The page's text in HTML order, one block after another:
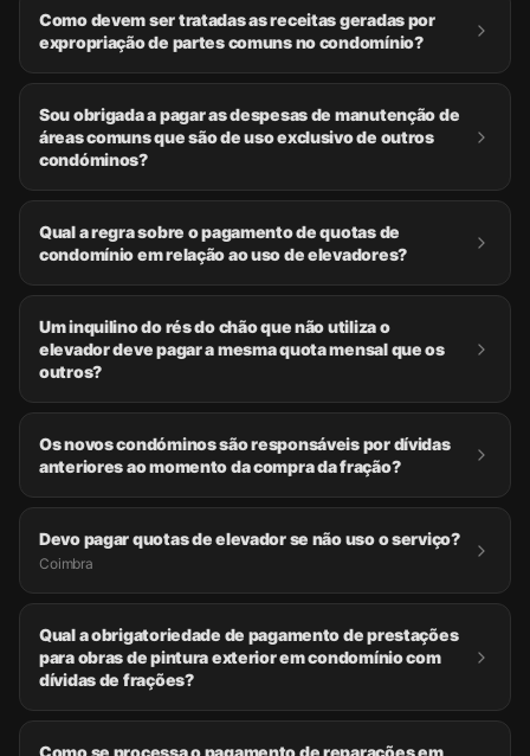
Como devem ser tratadas as receitas geradas por
expropriação de partes comuns no condomínio?
Sou obrigada a pagar as despesas de manutenção de
áreas comuns que são de uso exclusivo de outros
condóminos?
Qual a regra sobre o pagamento de quotas de
condomínio em relação ao uso de elevadores?
Um inquilino do rés do chão que não utiliza o
elevador deve pagar a mesma quota mensal que os
outros?
Os novos condóminos são responsáveis por dívidas
anteriores ao momento da compra da fração?
Devo pagar quotas de elevador se não uso o serviço?
Coimbra
Qual a obrigatoriedade de pagamento de prestações
para obras de pintura exterior em condomínio com
dívidas de frações?
Como se processa o pagamento de reparações em